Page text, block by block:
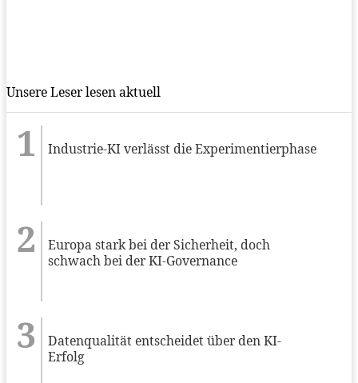
Unsere Leser lesen aktuell
Industrie-KI verlässt die Experimentierphase
Europa stark bei der Sicherheit, doch
schwach bei der KI-Governance
Datenqualität entscheidet über den KI-
Erfolg